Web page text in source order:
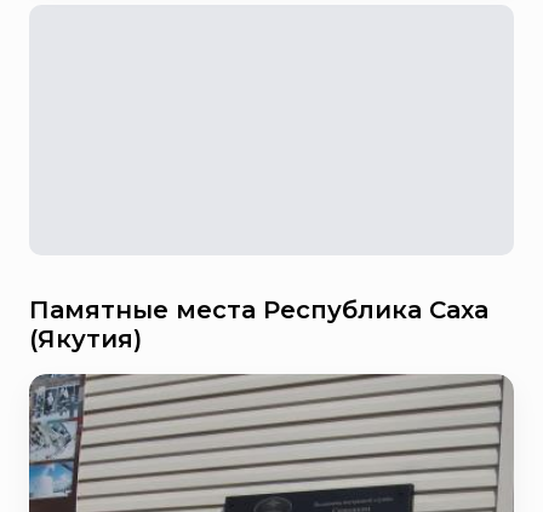
Памятные места Республика Саха
(Якутия)